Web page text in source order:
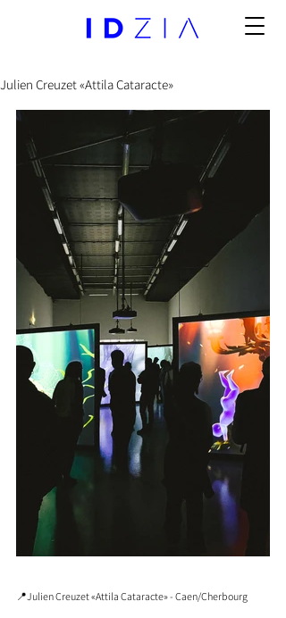
Julien Creuzet «Attila Cataracte»
📍Julien Creuzet «Attila Cataracte» - Caen/Cherbourg